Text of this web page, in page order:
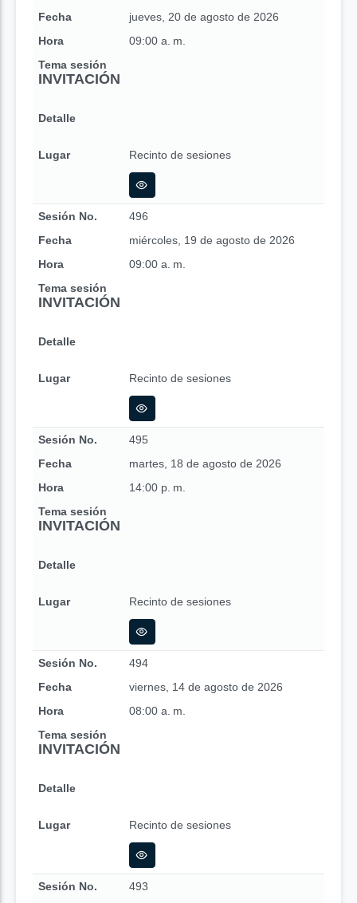
Fecha
jueves, 20 de agosto de 2026
Hora
09:00 a. m.
Tema sesión
INVITACIÓN
Detalle
Lugar Recinto de sesiones
Sesión No.
496
Fecha
miércoles, 19 de agosto de 2026
Hora
09:00 a. m.
Tema sesión
INVITACIÓN
Detalle
Lugar Recinto de sesiones
Sesión No.
495
Fecha
martes, 18 de agosto de 2026
Hora
14:00 p. m.
Tema sesión
INVITACIÓN
Detalle
Lugar Recinto de sesiones
Sesión No.
494
Fecha
viernes, 14 de agosto de 2026
Hora
08:00 a. m.
Tema sesión
INVITACIÓN
Detalle
Lugar Recinto de sesiones
Sesión No.
493